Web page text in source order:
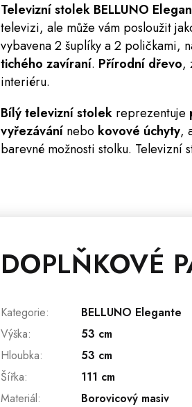
Televizní stolek BELLUNO
televizi, ale může vám posloužit
vybavena 2 šuplíky a 2 poličkami,
tichého zavíraní. Přírodní dřevo,
interiéru.
Bílý televizní stolek reprezentuje
vyřezávání nebo kovové úchyty,
barevné možnosti stolku. Televizní
DOPLŇKOVÉ
Kategorie:
BELLUNO Elegante
Výška:
53 cm
Hloubka:
53 cm
Šířka:
111 cm
Materiál:
Borovicový masiv